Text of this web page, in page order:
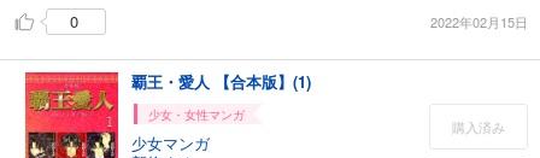
0
2022年02月15日
覇王・愛人 【合本版】(1)
少女・女性マンガ
少女マンガ
購入済み